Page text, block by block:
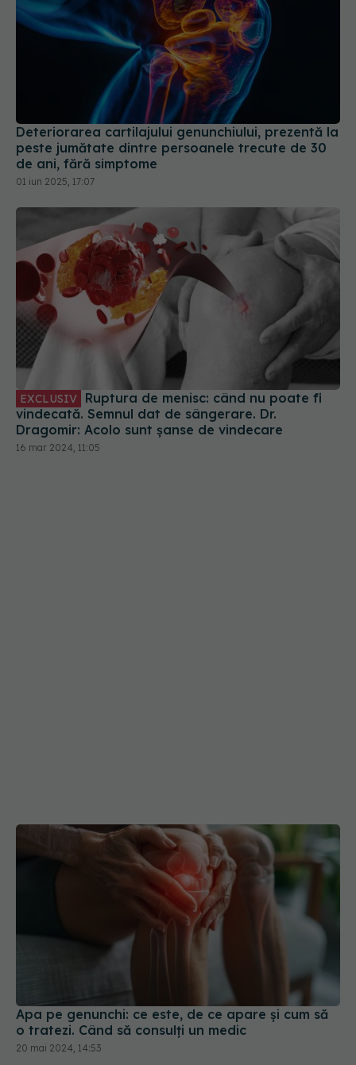
Deteriorarea cartilajului genunchiului, prezentă la
peste jumătate dintre persoanele trecute de 30
de ani, fără simptome
01 iun 2025, 17:07
EXCLUSIV
vindecată. Semnul dat de sângerare. Dr.
Dragomir: Acolo sunt șanse de vindecare
Apa pe genunchi: ce este, de ce apare și cum să